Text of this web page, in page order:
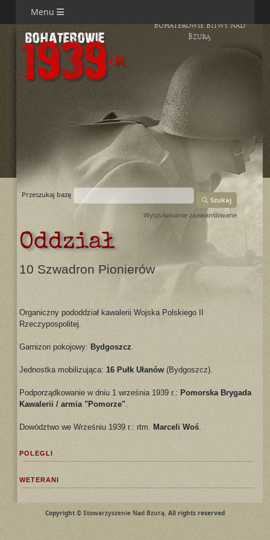
Menu
Bohaterowie Bitwy nad
Bzurą
Przeszukaj bazę
Szukaj
Wyszukiwanie zaawansowane
Oddział
10 Szwadron Pionierów
Organiczny pododdział kawalerii Wojska Polskiego II
Rzeczypospolitej.
Garnizon pokojowy: Bydgoszcz.
Jednostka mobilizująca: 16 Pułk Ułanów (Bydgoszcz).
Podporządkowanie w dniu 1 września 1939 r.: Pomorska Brygada
Kawalerii / armia "Pomorze".
Dowództwo we Wrześniu 1939 r.: rtm. Marceli Woś.
POLEGLI
WETERANI
Copyright © Stowarzyszenie Nad Bzurą. All rights reserved